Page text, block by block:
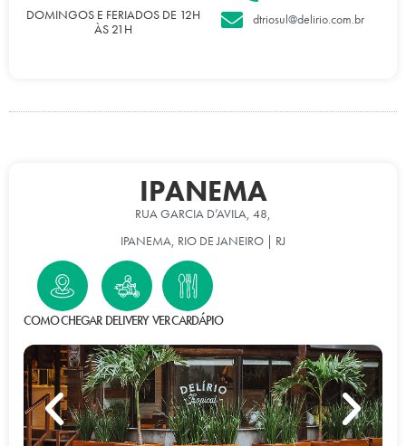
DOMINGOS E FERIADOS DE 12H
ÀS 21H
dtriosul@delirio.com.br
IPANEMA
RUA GARCIA D’AVILA, 48,
IPANEMA, RIO DE JANEIRO | RJ
COMO CHEGAR DELIVERY VER CARDÁPIO